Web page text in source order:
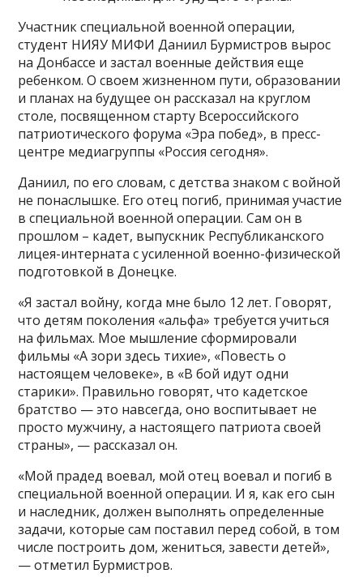
Участник специальной военной операции,
студент НИЯУ МИФИ Даниил Бурмистров вырос
на Донбассе и застал военные действия еще
ребенком. О своем жизненном пути, образовании
и планах на будущее он рассказал на круглом
столе, посвященном старту Всероссийского
патриотического форума «Эра побед», в пресс-
центре медиагруппы «Россия сегодня».
Даниил, по его словам, с детства знаком с войной
не понаслышке. Его отец погиб, принимая участие
в специальной военной операции. Сам он в
прошлом – кадет, выпускник Республиканского
лицея-интерната с усиленной военно-физической
подготовкой в Донецке.
«Я застал войну, когда мне было 12 лет. Говорят,
что детям поколения «альфа» требуется учиться
на фильмах. Мое мышление сформировали
фильмы «А зори здесь тихие», «Повесть о
настоящем человеке», в «В бой идут одни
старики». Правильно говорят, что кадетское
братство — это навсегда, оно воспитывает не
просто мужчину, а настоящего патриота своей
страны», — рассказал он.
«Мой прадед воевал, мой отец воевал и погиб в
специальной военной операции. И я, как его сын
и наследник, должен выполнять определенные
задачи, которые сам поставил перед собой, в том
числе построить дом, жениться, завести детей»,
— отметил Бурмистров.